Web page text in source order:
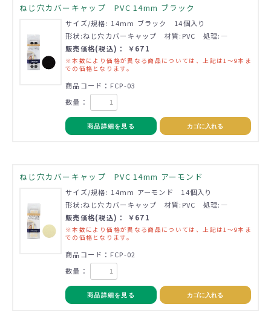
ねじ穴カバーキャップ PVC 14mm ブラック
サイズ/規格: 14mm ブラック 14個入り
形状:ねじ穴カバーキャップ 材質:PVC 処理:―
販売価格(税込)： ￥671
※本数により価格が異なる商品については、上記は1～9本ま
での価格となります。
商品コード：FCP-03
数量：
商品詳細を見る カゴに入れる
ねじ穴カバーキャップ PVC 14mm アーモンド
サイズ/規格: 14mm アーモンド 14個入り
形状:ねじ穴カバーキャップ 材質:PVC 処理:―
販売価格(税込)： ￥671
※本数により価格が異なる商品については、上記は1～9本ま
での価格となります。
商品コード：FCP-02
数量：
商品詳細を見る カゴに入れる